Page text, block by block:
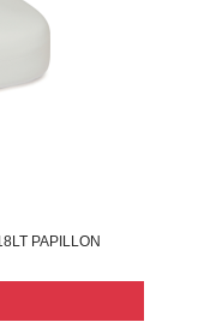
PAPILLON